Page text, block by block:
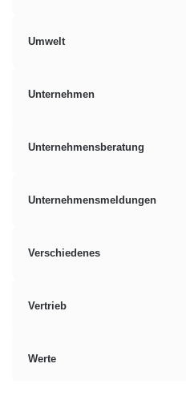
Umwelt
Unternehmen
Unternehmensberatung
Unternehmensmeldungen
Verschiedenes
Vertrieb
Werte